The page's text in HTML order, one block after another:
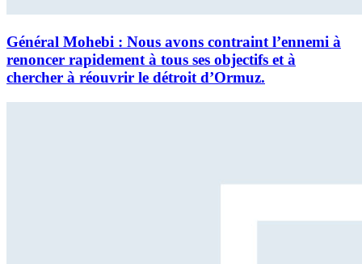
Général Mohebi : Nous avons contraint l’ennemi à
renoncer rapidement à tous ses objectifs et à
chercher à réouvrir le détroit d’Ormuz.